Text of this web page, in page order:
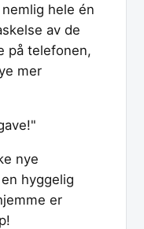
hele én
av de
på telefonen,
mer
nye
hyggelig
er